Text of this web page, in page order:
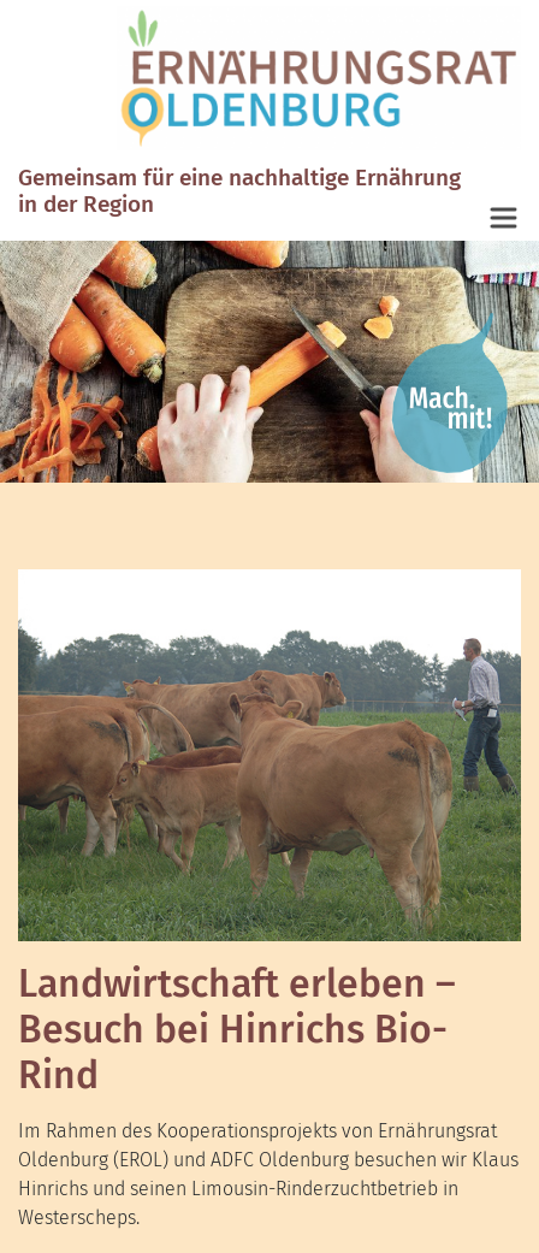
Gemeinsam für eine nachhaltige Ernährung
in der Region
Landwirtschaft erleben –
Besuch bei Hinrichs Bio-
Rind
Im Rahmen des Kooperationsprojekts von Ernährungsrat
Oldenburg (EROL) und ADFC Oldenburg besuchen wir Klaus
Hinrichs und seinen Limousin-Rinderzuchtbetrieb in
Westerscheps.